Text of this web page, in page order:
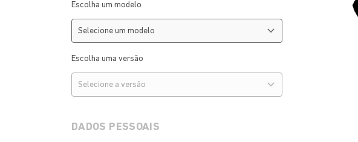
Escolha um modelo
Escolha uma versão
DADOS PESSOAIS